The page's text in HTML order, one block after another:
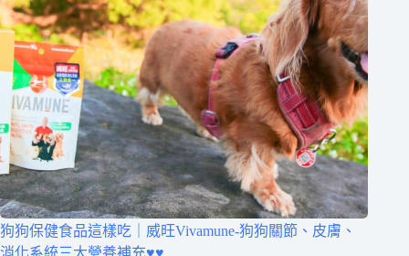
狗狗保健食品這樣吃｜威旺Vivamune-狗狗關節、皮膚、
消化系統三大營養補充♥♥